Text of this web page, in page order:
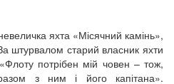
яхта «Місячний камінь»,
штурвалом старий власник яхти
потрібен мій човен – тож,
з ним і його капітана».